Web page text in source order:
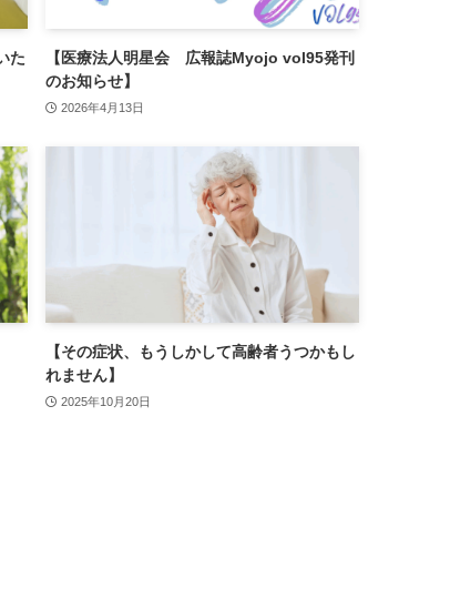
た
【医療法人明星会 広報誌Myojo vol95発刊
のお知らせ】
2026年4月13日
【その症状、もうしかして高齢者うつかもし
れません】
2025年10月20日